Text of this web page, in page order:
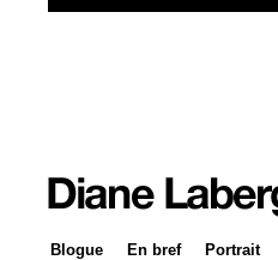
Blogue En bref Portrait